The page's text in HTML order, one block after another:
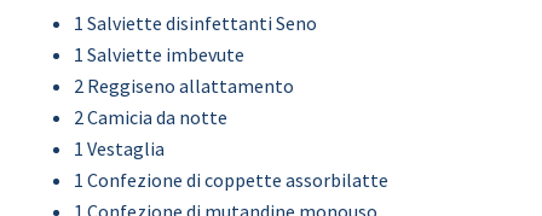
1 Salviette disinfettanti Seno
1 Salviette imbevute
2 Reggiseno allattamento
2 Camicia da notte
1 Vestaglia
1 Confezione di coppette assorbilatte
1 Confezione di mutandine monouso